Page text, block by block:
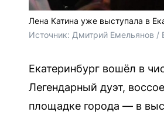
Лена Катина уже выступала в
Источник: Дмитрий Емельянов /
Екатеринбург вошёл в
Легендарный дуэт,
площадке города — в